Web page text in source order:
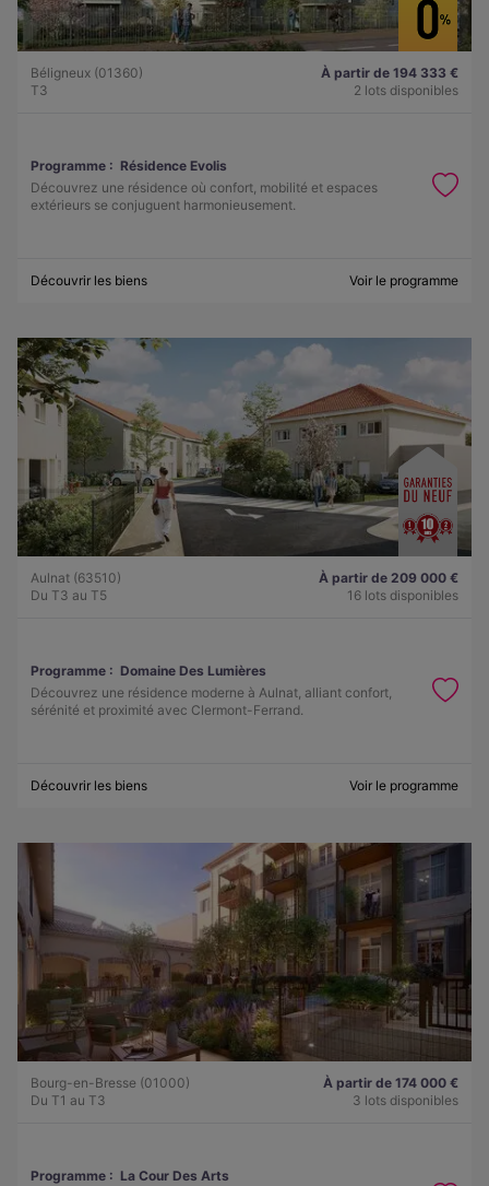
Béligneux (01360)
T3
À partir de 194 333 €
2 lots disponibles
Programme : Résidence Evolis
Découvrez une résidence où confort, mobilité et espaces
extérieurs se conjuguent harmonieusement.
Découvrir les biens Voir le programme
Aulnat (63510)
Du T3 au T5
À partir de 209 000 €
16 lots disponibles
Programme : Domaine Des Lumières
Découvrez une résidence moderne à Aulnat, alliant confort,
sérénité et proximité avec Clermont-Ferrand.
Découvrir les biens Voir le programme
Bourg-en-Bresse (01000)
Du T1 au T3
À partir de 174 000 €
3 lots disponibles
Programme : La Cour Des Arts